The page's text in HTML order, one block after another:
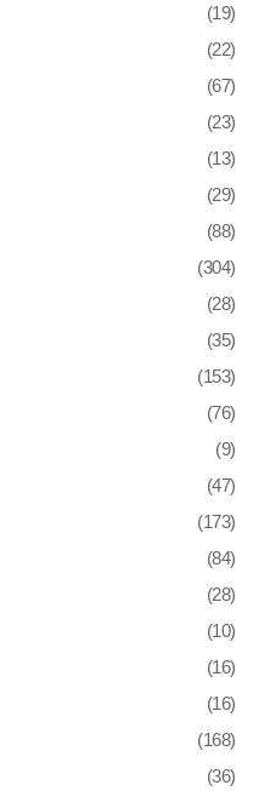
(19)
(22)
(67)
(23)
(13)
(29)
(88)
(304)
(28)
(35)
(153)
(76)
(9)
(47)
(173)
(84)
(28)
(10)
(16)
(16)
(168)
(36)